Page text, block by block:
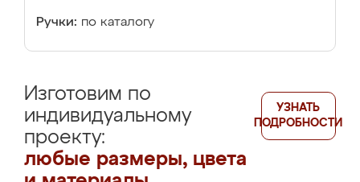
Ручки: по каталогу
Изготовим по
индивидуальному
проекту:
любые размеры, цвета
УЗНАТЬ
ПОДРОБНОСТИ